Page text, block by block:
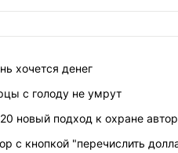
хочется денег
с голоду не умрут
новый подход к охране
с кнопкой "перечислить